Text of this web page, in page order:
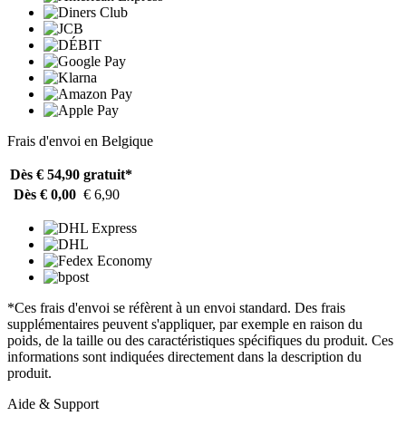
Frais d'envoi en Belgique
Dès € 54,90 gratuit*
Dès € 0,00 € 6,90
*Ces frais d'envoi se réfèrent à un envoi standard. Des frais
supplémentaires peuvent s'appliquer, par exemple en raison du
poids, de la taille ou des caractéristiques spécifiques du produit. Ces
informations sont indiquées directement dans la description du
produit.
Aide & Support